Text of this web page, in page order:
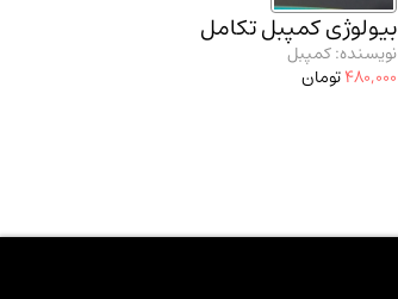
بیولوژی کمپبل تکامل
نویسنده: کمپبل
480,000تومان